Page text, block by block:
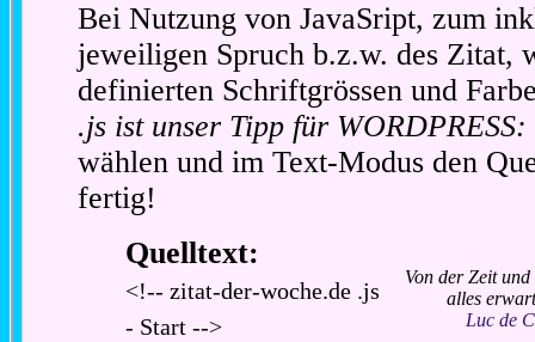
Bei Nutzung von JavaSript, zum
jeweiligen Spruch b.z.w. des Zitat,
definierten Schriftgrössen und
.js ist unser Tipp für WORDPRESS:
wählen und im Text-Modus den
fertig!
Von der Zeit
alles
Luc de
Quelltext:
<!-- zitat-der-woche.de .js
- Start -->